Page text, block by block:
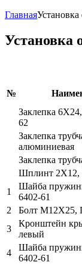
Главная
Установка
№
Заклепка
62
Заклепка
алюминиевая
Заклепка
Шплинт 2Х12,
1
Шайба
6402-61
2
Болт М12Х25,
3
Кронштейн
левый
4
Шайба
6402-61